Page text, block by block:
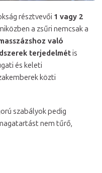
résztvevői 1 vagy 2
a zsűri nemcsak a
való
terjedelmétis
és keleti
közti
szabályok pedig
nem tűrő,